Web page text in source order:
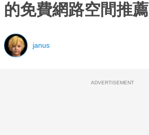
的免費網路空間推薦
janus
ADVERTISEMENT